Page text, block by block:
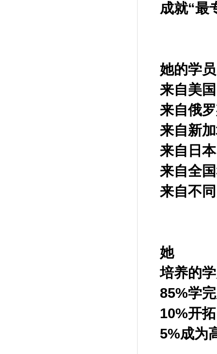
成就“最
她的学员
来自美
来自俄
来自新
来自日
来自全国
来自不
她
培养的
85%学
10%开
5%成为